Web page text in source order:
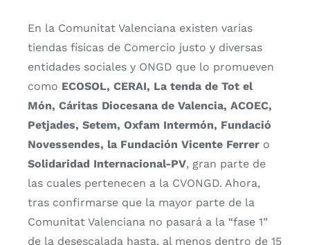
En la Comunitat Valenciana existen varias
tiendas físicas de Comercio justo y diversas
entidades sociales y ONGD que lo promueven
como ECOSOL, CERAI, La tenda de Tot el
Món, Cáritas Diocesana de Valencia, ACOEC,
Petjades, Setem, Oxfam Intermón, Fundació
Novessendes, la Fundación Vicente Ferrer o
Solidaridad Internacional-PV, gran parte de
las cuales pertenecen a la CVONGD. Ahora,
tras confirmarse que la mayor parte de la
Comunitat Valenciana no pasará a la “fase 1”
de la desescalada hasta, al menos dentro de 15